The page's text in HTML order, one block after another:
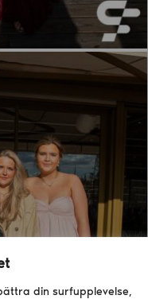
din surfupplevelse,